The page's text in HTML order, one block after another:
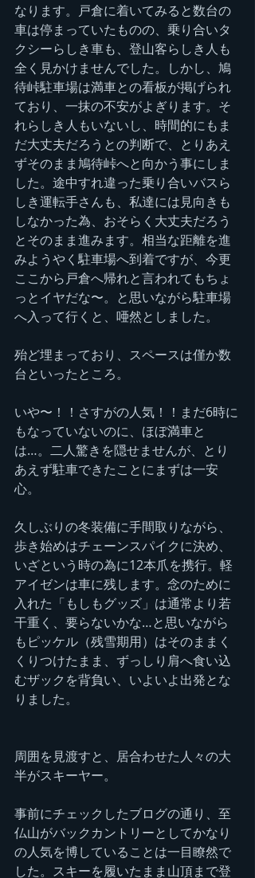
なります。戸倉に着いてみると数台の
車は停まっていたものの、乗り合いタ
クシーらしき車も、登山客らしき人も
全く見かけませんでした。しかし、鳩
待峠駐車場は満車との看板が掲げられ
ており、一抹の不安がよぎります。そ
れらしき人もいないし、時間的にもま
だ大丈夫だろうとの判断で、とりあえ
ずそのまま鳩待峠へと向かう事にしま
した。途中すれ違った乗り合いバスら
しき運転手さんも、私達には見向きも
しなかった為、おそらく大丈夫だろう
とそのまま進みます。相当な距離を進
みようやく駐車場へ到着ですが、今更
ここから戸倉へ帰れと言われてもちょ
っとイヤだな〜。と思いながら駐車場
へ入って行くと、唖然としました。
殆ど埋まっており、スペースは僅か数
台といったところ。
いや〜！！さすがの人気！！まだ6時に
もなっていないのに、ほぼ満車と
は…。二人驚きを隠せませんが、とり
あえず駐車できたことにまずは一安
心。
久しぶりの冬装備に手間取りながら、
歩き始めはチェーンスパイクに決め、
いざという時の為に12本爪を携行。軽
アイゼンは車に残します。念のために
入れた「もしもグッズ」は通常より若
干重く、要らないかな…と思いながら
もピッケル（残雪期用）はそのままく
くりつけたまま、ずっしり肩へ食い込
むザックを背負い、いよいよ出発とな
りました。
周囲を見渡すと、居合わせた人々の大
半がスキーヤー。
事前にチェックしたブログの通り、至
仏山がバックカントリーとしてかなり
の人気を博していることは一目瞭然で
した。スキーを履いたまま山頂まで登